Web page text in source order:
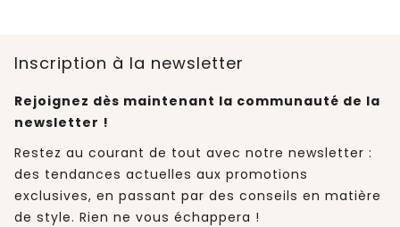
Inscription à la newsletter
Rejoignez dès maintenant la communauté de la
newsletter !
Restez au courant de tout avec notre newsletter :
des tendances actuelles aux promotions
exclusives, en passant par des conseils en matière
de style. Rien ne vous échappera !